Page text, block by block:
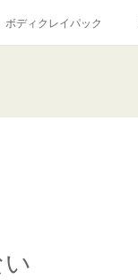
ボディクレイパック